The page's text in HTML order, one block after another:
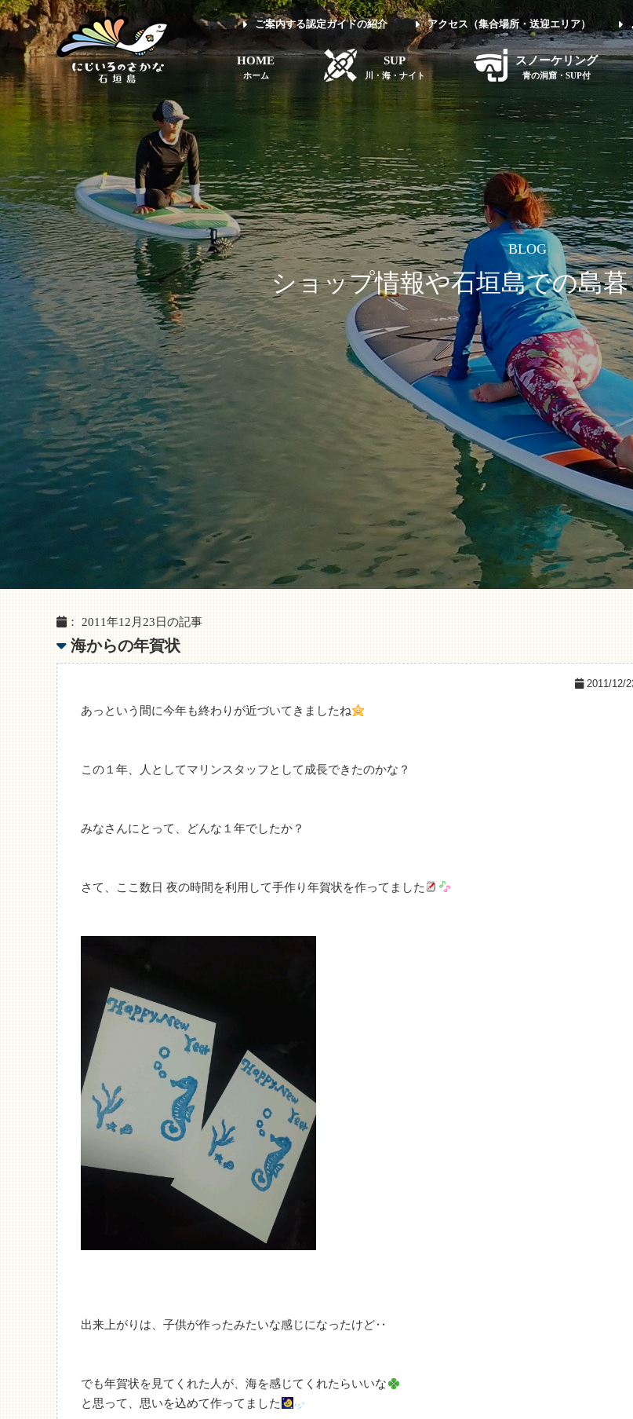
ご案内する認定ガイドの紹介 アクセス（集合場所・送迎エリア）
HOME
ホーム
SUP
川・海・ナイト
スノーケリング
青の洞窟・SUP付
BLOG
ショップ情報や石垣島での島
： 2011年12月23日の記事
海からの年賀状
2011/12/
あっという間に今年も終わりが近づいてきましたね
この１年、人としてマリンスタッフとして成長できたのかな？
みなさんにとって、どんな１年でしたか？
さて、ここ数日 夜の時間を利用して手作り年賀状を作ってました
出来上がりは、子供が作ったみたいな感じになったけど‥
でも年賀状を見てくれた人が、海を感じてくれたらいいな
と思って、思いを込めて作ってました